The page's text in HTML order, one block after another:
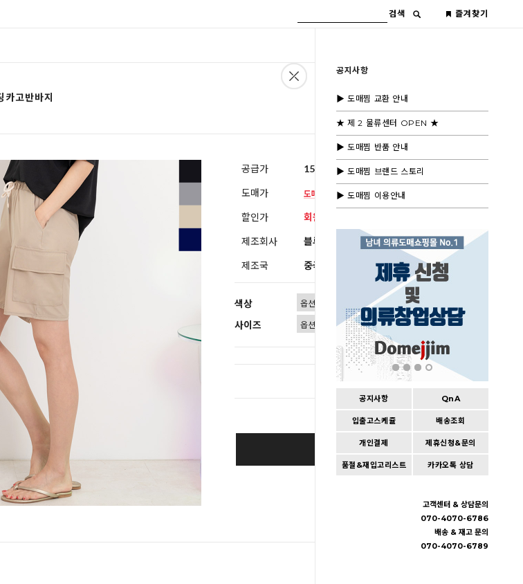
검색 즐겨찾기
공지사항
▶ 도매찜 교환 안내
★ 제 2 물류센터 OPEN ★
▶ 도매찜 반품 안내
▶ 도매찜 브랜드 스토리
▶ 도매찜 이용안내
공지사항 QnA
입출고스케쥴 배송조회
개인결제 제휴신청&문의
품절&재입고리스트 카카오톡 상담
고객센터 & 상담문의
070-4070-6786
배송 & 재고 문의
070-4070-6789
고반바지
공급가 15,000원 (부가세별도)
도매가
할인가 회원공개
제조회사 블루모드제휴사
제조국 중국
색상
사이즈
총 상품
BUY IT NOW